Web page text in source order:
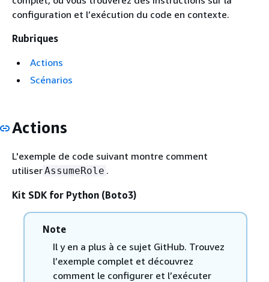
configuration et l’exécution du code en contexte.
Rubriques
Actions
Scénarios
Actions
L'exemple de code suivant montre comment
utiliserAssumeRole .
Kit SDK for Python (Boto3)
Note
Il y en a plus à ce sujet GitHub. Trouvez
l’exemple complet et découvrez
comment le configurer et l’exécuter